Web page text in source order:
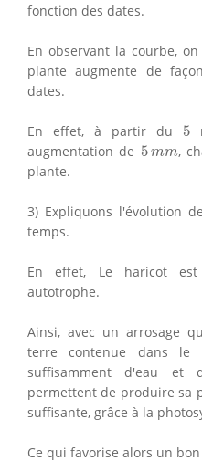
fonction des dates.
En observant la courbe,
plante augmente de
dates.
En effet, à partir du 5
5
augmentation de 5 mm
5mm,
plante.
3) Expliquons l'évolution
temps.
En effet, Le haricot est
autotrophe.
Ainsi, avec un arrosage
terre contenue dans le
suffisamment d'eau
permettent de produire sa
suffisante, grâce à la
Ce qui favorise alors un